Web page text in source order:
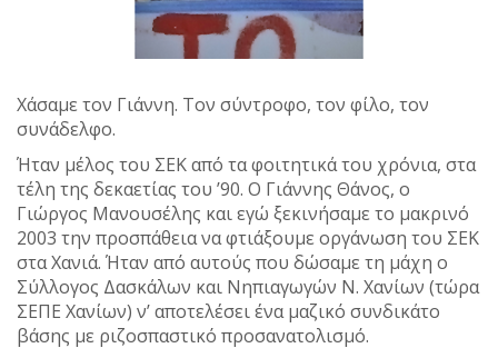
Χάσαμε τον Γιάννη. Τον σύντροφο, τον φίλο, τον
συνάδελφο.
Ήταν μέλος του ΣΕΚ από τα φοιτητικά του χρόνια, στα
τέλη της δεκαετίας του ’90. Ο Γιάννης Θάνος, ο
Γιώργος Μανουσέλης και εγώ ξεκινήσαμε το μακρινό
2003 την προσπάθεια να φτιάξουμε οργάνωση του ΣΕΚ
στα Χανιά. Ήταν από αυτούς που δώσαμε τη μάχη ο
Σύλλογος Δασκάλων και Νηπιαγωγών Ν. Χανίων (τώρα
ΣΕΠΕ Χανίων) ν’ αποτελέσει ένα μαζικό συνδικάτο
βάσης με ριζοσπαστικό προσανατολισμό.